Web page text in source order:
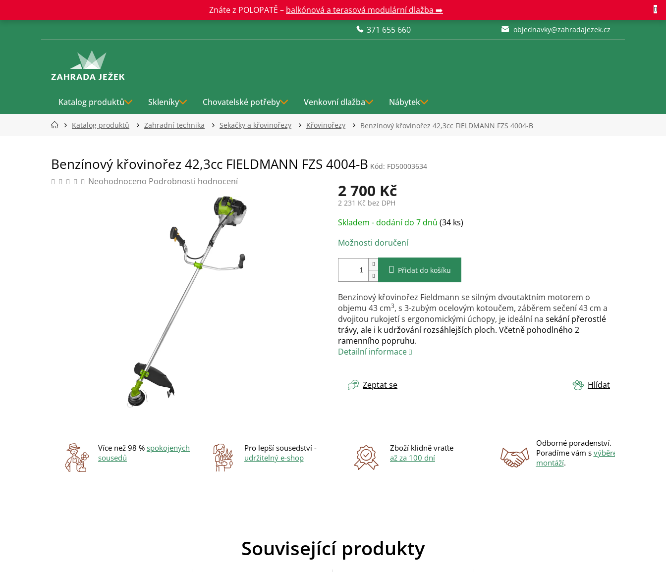
obsah
Znáte z POLOPATĚ – balkónová a terasová modulární dlažba ➡️
371 655 660
objednavky@zahradajezek.cz
Katalog produktů Skleníky Chovatelské potřeby Venkovní dlažba Nábytek
Katalog produktů Zahradní technika Sekačky a křovinořezy Křovinořezy Benzínový křovinořez 42,3cc FIELDMANN FZS 4004-B
Benzínový křovinořez 42,3cc FIELDMANN FZS 4004-B Kód: FD50003634
Průměrné
hodnocení
Neohodnoceno Podrobnosti hodnocení 2 700 Kč
2 231 Kč bez DPH
Měrná
cena:
Skladem - dodání do 7 dnů (34 ks)
Možnosti doručení
Přidat do košíku
Benzínový křovinořez Fieldmann se silným dvoutaktním motorem o
objemu 43 cm3, s 3-zubým ocelovým kotoučem, záběrem sečení 43 cm a
dvojitou rukojetí s ergonomickými úchopy, je ideální na sekání přerostlé
trávy, ale i k udržování rozsáhlejších ploch. Včetně pohodlného 2
ramenního popruhu.
Detailní informace
Zeptat se Hlídat
Více než 98 % spokojených
sousedů
Pro lepší sousedství -
udržitelný e-shop
Zboží klidně vraťte
až za 100 dní
Odborné poradenství.
Poradíme vám s výběrem
montáží.
Související produkty